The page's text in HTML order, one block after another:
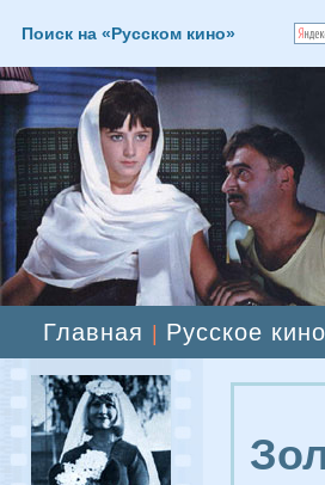
Поиск на «Русском кино»
Главная Русское кино